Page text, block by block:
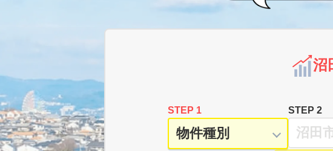
沼
STEP 1 STEP 2